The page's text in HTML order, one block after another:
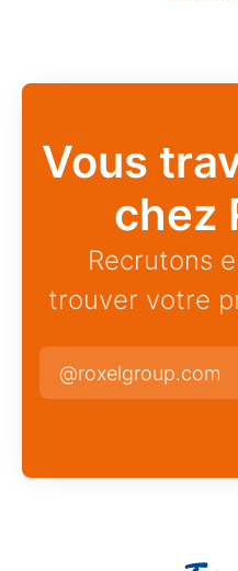
Vous
chez
Recrutons
trouver votre
@roxelgroup.com